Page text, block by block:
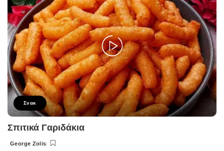
Σνακ
Σπιτικά Γαριδάκια
Posted
George Zolis